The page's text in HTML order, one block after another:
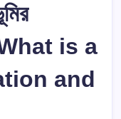
What is a
and